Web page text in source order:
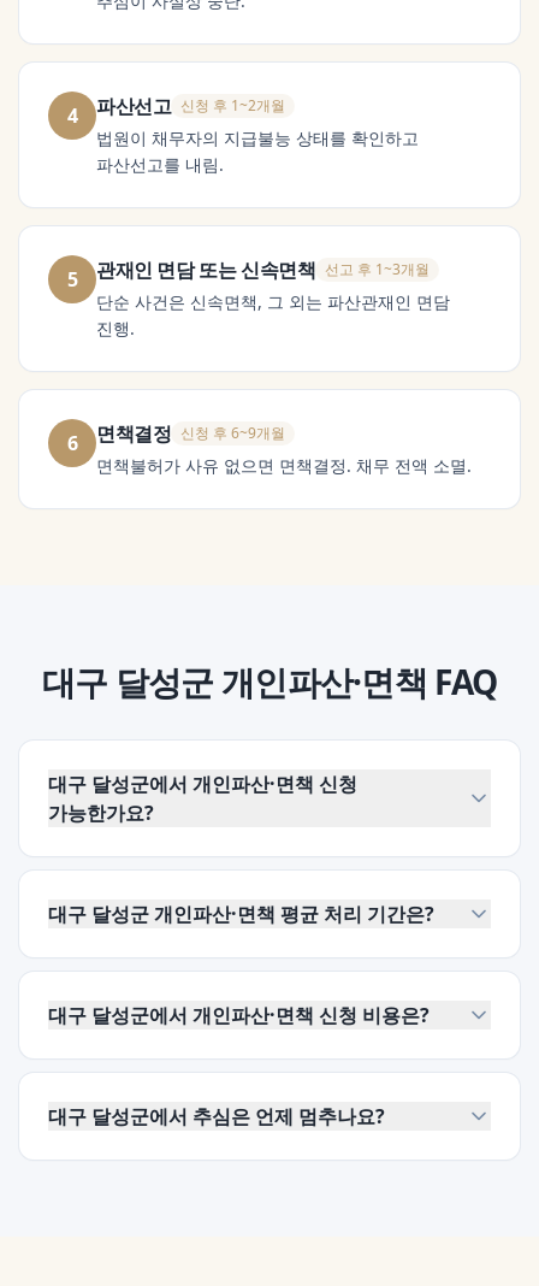
4 파산선고 신청 후 1~2개월
법원이 채무자의 지급불능 상태를 확인하고
파산선고를 내림.
5 관재인 면담 또는 신속면책 선고 후 1~3개월
단순 사건은 신속면책, 그 외는 파산관재인 면담
진행.
6 면책결정 신청 후 6~9개월
면책불허가 사유 없으면 면책결정. 채무 전액 소멸.
대구 달성군 개인파산·면책 FAQ
대구 달성군에서 개인파산·면책 신청
가능한가요?
대구 달성군 개인파산·면책 평균 처리 기간은?
대구 달성군에서 개인파산·면책 신청 비용은?
대구 달성군에서 추심은 언제 멈추나요?